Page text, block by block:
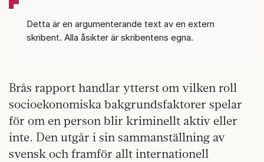
Detta är en argumenterande text av en extern
skribent. Alla åsikter är skribentens egna.
Brås rapport handlar ytterst om vilken roll
socioekonomiska bakgrundsfaktorer spelar
för om en person blir kriminellt aktiv eller
inte. Den utgår i sin sammanställning av
svensk och framför allt internationell